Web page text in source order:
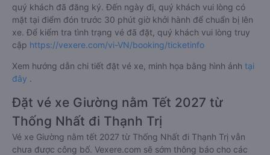
quý khách đã đăng ký. Đến ngày đi, quý khách vui lòng có
mặt tại điểm đón trước 30 phút giờ khởi hành để chuẩn bị lên
xe. Để kiểm tra tình trạng vé đã đặt, quý khách vui lòng truy
cập https://vexere.com/vi-VN/booking/ticketinfo
Xem hướng dẫn chi tiết đặt vé xe, minh họa bằng hình ảnh tại
đây .
Đặt vé xe Giường nằm Tết 2027 từ
Thống Nhất đi Thạnh Trị
Vé xe Giường nằm tết 2027 từ Thống Nhất đi Thạnh Trị vẫn
chưa được công bố. Vexere.com sẽ sớm thông báo cho các